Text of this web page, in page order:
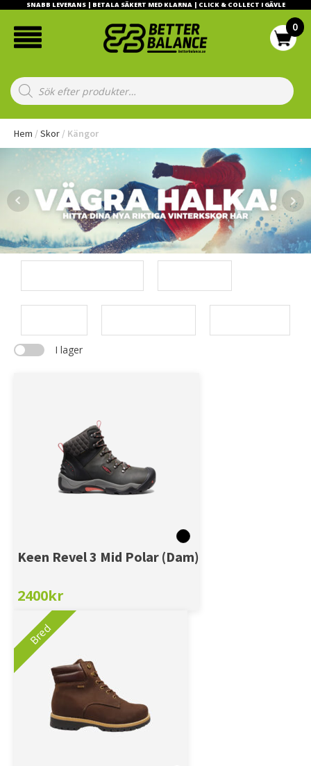
SNABB LEVERANS | BETALA SÄKERT MED KLARNA | CLICK & COLLECT I GÄVLE
Products
search
Hem / Skor / Kängor
I lager
Keen Revel 3 Mid Polar (Dam)
2400kr
Bred